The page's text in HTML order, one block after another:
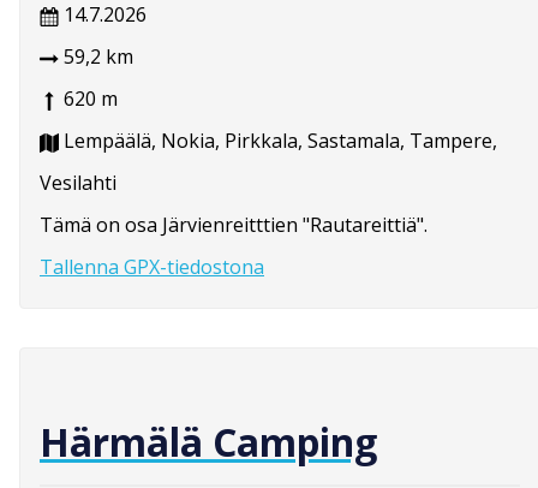
14.7.2026
59,2 km
620 m
Lempäälä, Nokia, Pirkkala, Sastamala, Tampere,
Vesilahti
Tämä on osa Järvienreitttien "Rautareittiä".
Tallenna GPX-tiedostona
Härmälä Camping